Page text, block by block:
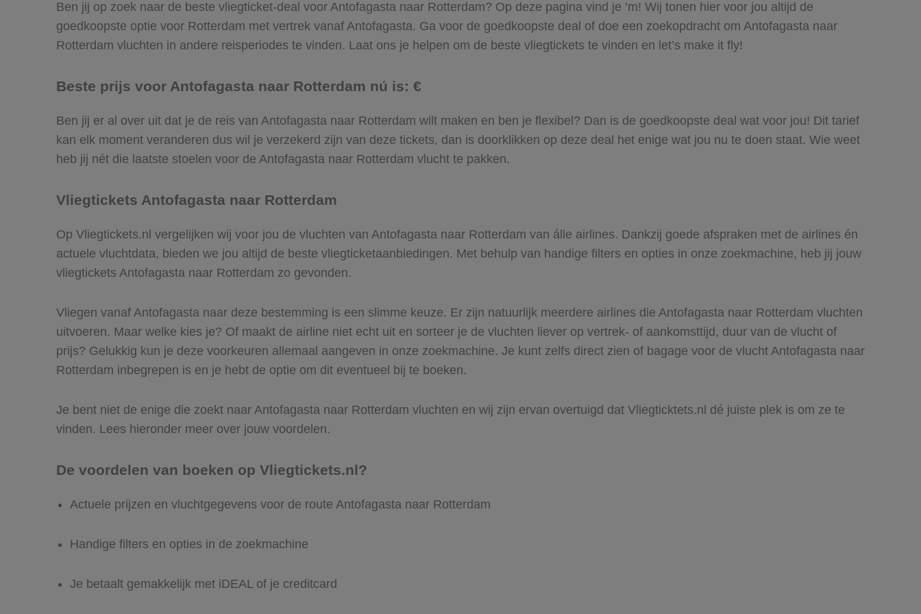
Ben jij op zoek naar de beste vliegticket-deal voor Antofagasta naar Rotterdam? Op deze pagina vind je ‘m! Wij tonen hier voor jou altijd de
goedkoopste optie voor Rotterdam met vertrek vanaf Antofagasta. Ga voor de goedkoopste deal of doe een zoekopdracht om Antofagasta naar
Rotterdam vluchten in andere reisperiodes te vinden. Laat ons je helpen om de beste vliegtickets te vinden en let’s make it fly!
Beste prijs voor Antofagasta naar Rotterdam nú is: €
Ben jij er al over uit dat je de reis van Antofagasta naar Rotterdam wilt maken en ben je flexibel? Dan is de goedkoopste deal wat voor jou! Dit tarief
kan elk moment veranderen dus wil je verzekerd zijn van deze tickets, dan is doorklikken op deze deal het enige wat jou nu te doen staat. Wie weet
heb jij nét die laatste stoelen voor de Antofagasta naar Rotterdam vlucht te pakken.
Vliegtickets Antofagasta naar Rotterdam
Op Vliegtickets.nl vergelijken wij voor jou de vluchten van Antofagasta naar Rotterdam van álle airlines. Dankzij goede afspraken met de airlines én
actuele vluchtdata, bieden we jou altijd de beste vliegticketaanbiedingen. Met behulp van handige filters en opties in onze zoekmachine, heb jij jouw
vliegtickets Antofagasta naar Rotterdam zo gevonden.
Vliegen vanaf Antofagasta naar deze bestemming is een slimme keuze. Er zijn natuurlijk meerdere airlines die Antofagasta naar Rotterdam vluchten
uitvoeren. Maar welke kies je? Of maakt de airline niet echt uit en sorteer je de vluchten liever op vertrek- of aankomsttijd, duur van de vlucht of
prijs? Gelukkig kun je deze voorkeuren allemaal aangeven in onze zoekmachine. Je kunt zelfs direct zien of bagage voor de vlucht Antofagasta naar
Rotterdam inbegrepen is en je hebt de optie om dit eventueel bij te boeken.
Je bent niet de enige die zoekt naar Antofagasta naar Rotterdam vluchten en wij zijn ervan overtuigd dat Vliegticktets.nl dé juiste plek is om ze te
vinden. Lees hieronder meer over jouw voordelen.
De voordelen van boeken op Vliegtickets.nl?
Actuele prijzen en vluchtgegevens voor de route Antofagasta naar Rotterdam
Handige filters en opties in de zoekmachine
Je betaalt gemakkelijk met iDEAL of je creditcard